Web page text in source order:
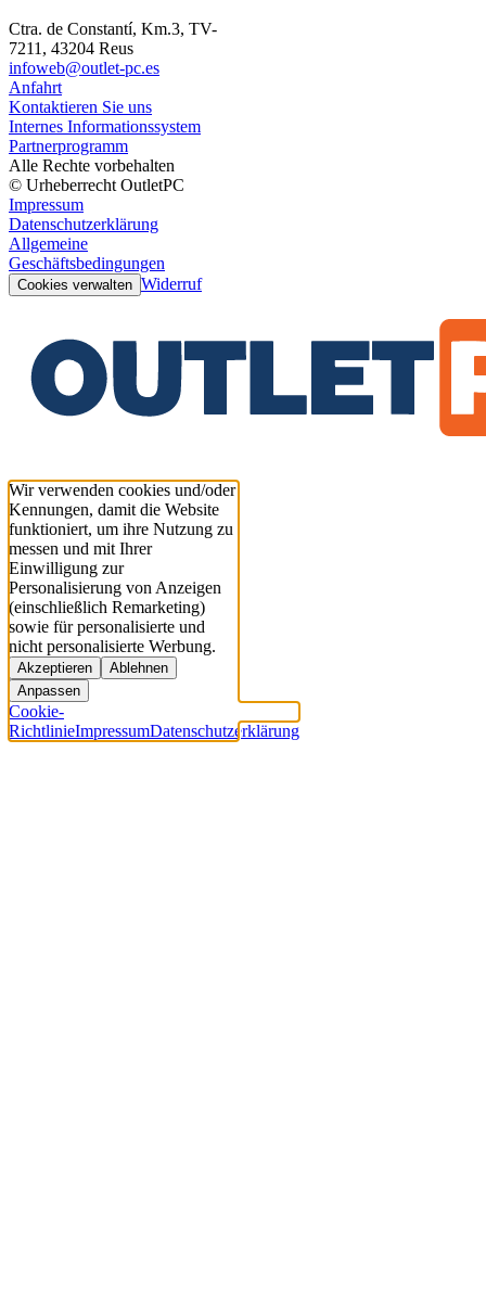
Ctra. de Constantí, Km.3, TV-
7211, 43204 Reus
infoweb@outlet-pc.es
Anfahrt
Kontaktieren Sie uns
Internes Informationssystem
Partnerprogramm
Alle Rechte vorbehalten
© Urheberrecht OutletPC
Impressum
Datenschutzerklärung
Allgemeine
Geschäftsbedingungen
Cookies verwalten Widerruf
Wir verwenden cookies und/oder
Kennungen, damit die Website
funktioniert, um ihre Nutzung zu
messen und mit Ihrer
Einwilligung zur
Personalisierung von Anzeigen
(einschließlich Remarketing)
sowie für personalisierte und
nicht personalisierte Werbung.
Akzeptieren
Ablehnen
Anpassen
Cookie-
RichtlinieImpressumDatenschutzerklärung